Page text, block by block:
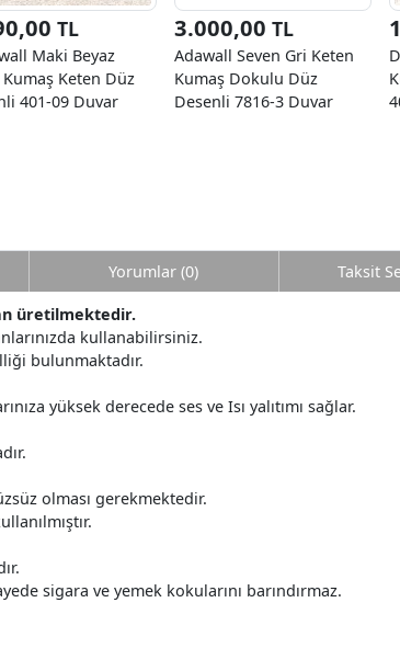
TL
Maki Beyaz
Keten Düz
401-09 Duvar
3.000,00 TL
Adawall Seven Gri Keten
Kumaş Dokulu Düz
Desenli 7816-3 Duvar
üretilmektedir.
kullanabilirsiniz.
bulunmaktadır.
yüksek derecede ses ve Isı yalıtımı sağlar.
olması gerekmektedir.
sigara ve yemek kokularını barındırmaz.
Yorumlar (0) Taksit